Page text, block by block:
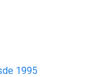
1995